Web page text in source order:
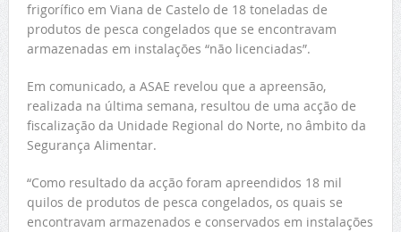
frigorífico em Viana de Castelo de 18 toneladas de
produtos de pesca congelados que se encontravam
armazenadas em instalações “não licenciadas”.
Em comunicado, a ASAE revelou que a apreensão,
realizada na última semana, resultou de uma acção de
fiscalização da Unidade Regional do Norte, no âmbito da
Segurança Alimentar.
“Como resultado da acção foram apreendidos 18 mil
quilos de produtos de pesca congelados, os quais se
encontravam armazenados e conservados em instalações